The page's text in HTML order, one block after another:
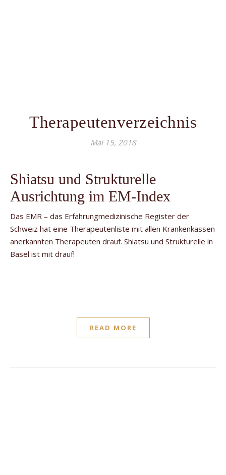
Therapeutenverzeichnis
Mai 15, 2018
Shiatsu und Strukturelle
Ausrichtung im EM-Index
Das EMR – das Erfahrungmedizinische Register der
Schweiz hat eine Therapeutenliste mit allen Krankenkassen
anerkannten Therapeuten drauf. Shiatsu und Strukturelle in
Basel ist mit drauf!
READ MORE